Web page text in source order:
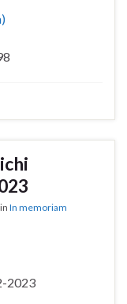
in In memoriam
2023